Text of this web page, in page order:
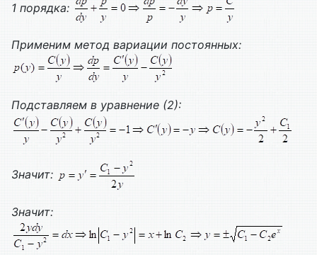
1 порядка:
Применим метод вариации постоянных:
Подставляем в уравнение (2):
Значит:
Значит: